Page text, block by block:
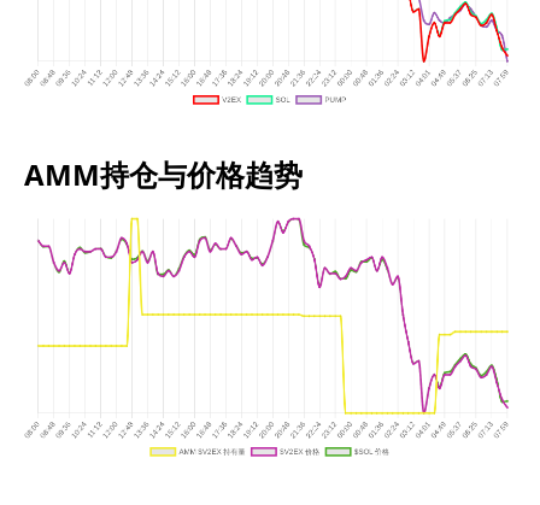
AMM持仓与价格趋势